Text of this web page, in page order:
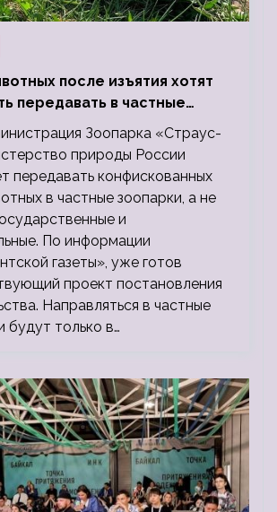
после изъятия хотят
передавать в частные
Зоопарка «Страус-
природы России
передавать конфискованных
в частные зоопарки, а не
и
По информации
газеты», уже готов
проект постановления
Направляться в частные
будут только в…